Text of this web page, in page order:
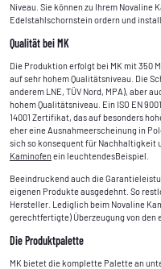
Niveau. Sie können zu Ihrem Novaline
Edelstahlschornstein ordern und
Qualität bei MK
Die Produktion erfolgt bei MK mit 350
auf sehr hohem Qualitätsniveau. Die
anderem LNE, TÜV Nord, MPA), aber
hohem Qualitätsniveau. Ein ISO EN
14001 Zertifikat, das auf besonders
eher eine Ausnahmeerscheinung in
sich so konsequent für Nachhaltigkeit
Kaminofenein leuchtendesBeispiel.
Beeindruckend auch die
eigenen Produkte ausgedehnt. So
Hersteller. Lediglich beim Novaline
gerechtfertigte) Überzeugung von den
Die Produktpalette
MK bietet die komplette Palette an